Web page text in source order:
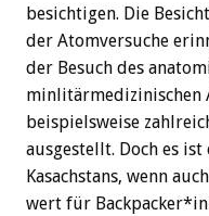
besichtigen. Die
der Atomversuche
der Besuch des
minlitärmedizinischen
beispielsweise
ausgestellt. Doch es
Kasachstans, wenn
wert für